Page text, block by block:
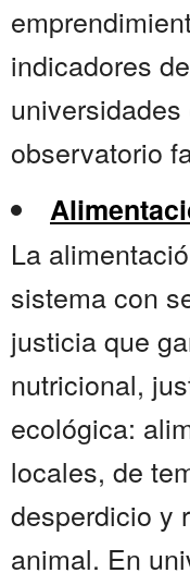
indicadores
observatorio
La
sistema con
justicia que
nutricional,
ecológica:
locales, de
desperdicio y
animal. En